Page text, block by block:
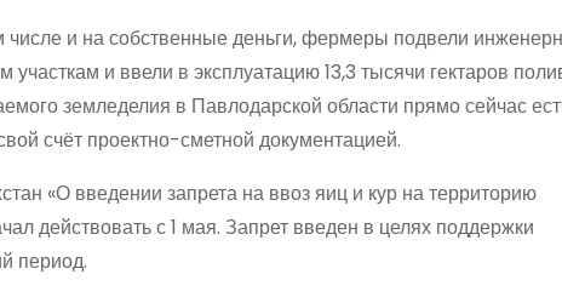
и на собственные деньги, фермеры подвели
и ввели в эксплуатацию 13,3 тысячи гектаров
земледелия в Павлодарской области прямо сейчас
счёт проектно-сметной документацией.
«О введении запрета на ввоз яиц и кур на территорию
действовать с 1 мая. Запрет введен в целях поддержки
период.